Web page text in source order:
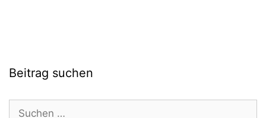
Beitrag suchen
Suchen